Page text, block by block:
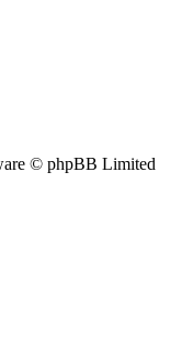
© phpBB Limited